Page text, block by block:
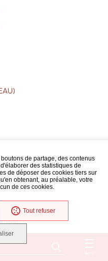
de partage, des contenus
des statistiques de
de déposer des cookies tiers sur
obtenant, au préalable, votre
de ces cookies.
Tout refuser